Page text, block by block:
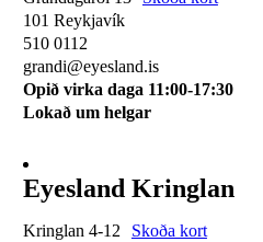
101 Reykjavík
510 0112
grandi@eyesland.is
Opið virka daga 11:00-17:30
Lokað um helgar
Eyesland Kringlan
Kringlan 4-12
Skoða kort